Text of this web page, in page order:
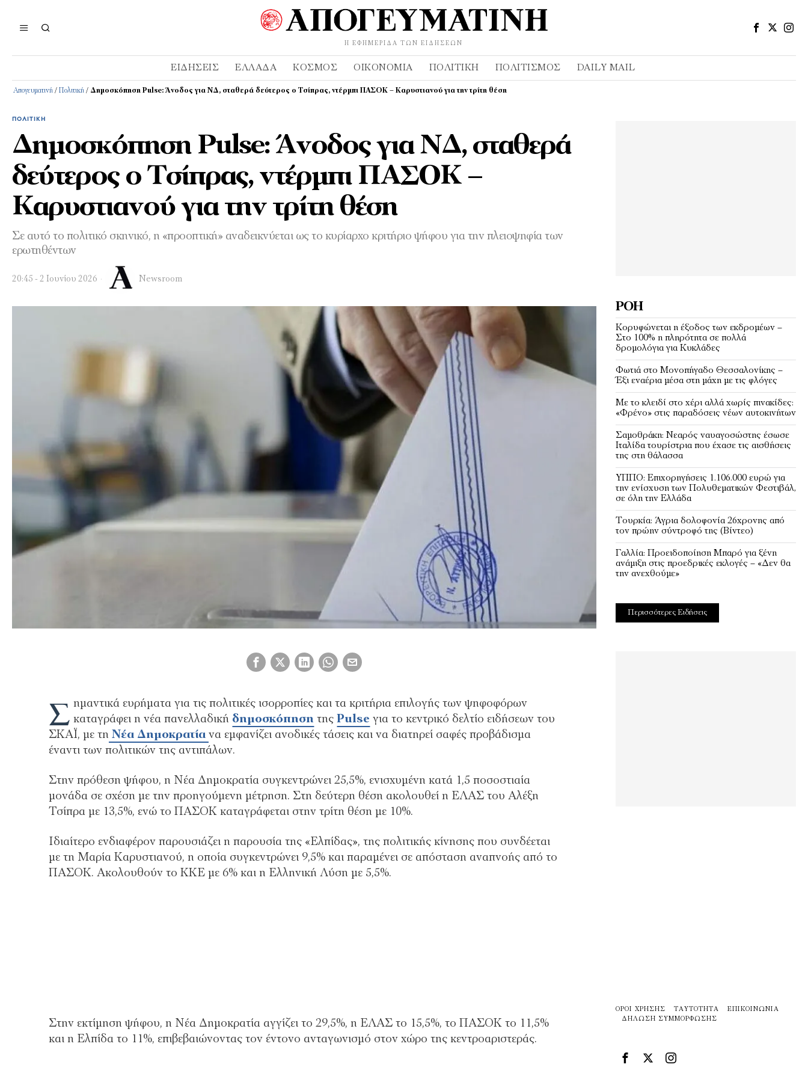
Η ΕΦΗΜΕΡΊΔΑ ΤΩΝ ΕΙΔΉΣΕΩΝ
ΕΙΔΉΣΕΙΣ ΕΛΛΆΔΑ ΚΌΣΜΟΣ ΟΙΚΟΝΟΜΊΑ ΠΟΛΙΤΙΚΉ ΠΟΛΙΤΙΣΜΌΣ DAILY MAIL
Απογευματινή / Πολιτική / Δημοσκόπηση Pulse: Άνοδος για ΝΔ, σταθερά δεύτερος ο Τσίπρας, ντέρμπι ΠΑΣΟΚ – Καρυστιανού για την τρίτη θέση
ΠΟΛΙΤΙΚΉ
Δημοσκόπηση Pulse: Άνοδος για ΝΔ, σταθερά
δεύτερος ο Τσίπρας, ντέρμπι ΠΑΣΟΚ –
Καρυστιανού για την τρίτη θέση
Σε αυτό το πολιτικό σκηνικό, η «προοπτική» αναδεικνύεται ως το κυρίαρχο κριτήριο ψήφου για την πλειοψηφία των
ερωτηθέντων
20:45 - 2 Ιουνίου 2026 Newsroom
Σ ημαντικά ευρήματα για τις πολιτικές ισορροπίες και τα κριτήρια επιλογής των ψηφοφόρων
καταγράφει η νέα πανελλαδική δημοσκόπηση τηςPulse για το κεντρικό δελτίο ειδήσεων του
ΣΚΑΪ, με τη Νέα Δημοκρατία να εμφανίζει ανοδικές τάσεις και να διατηρεί σαφές προβάδισμα
έναντι των πολιτικών της αντιπάλων.
Στην πρόθεση ψήφου, η Νέα Δημοκρατία συγκεντρώνει 25,5%, ενισχυμένη κατά 1,5 ποσοστιαία
μονάδα σε σχέση με την προηγούμενη μέτρηση. Στη δεύτερη θέση ακολουθεί η ΕΛΑΣ του Αλέξη
Τσίπρα με 13,5%, ενώ το ΠΑΣΟΚ καταγράφεται στην τρίτη θέση με 10%.
Ιδιαίτερο ενδιαφέρον παρουσιάζει η παρουσία της «Ελπίδας», της πολιτικής κίνησης που συνδέεται
με τη Μαρία Καρυστιανού, η οποία συγκεντρώνει 9,5% και παραμένει σε απόσταση αναπνοής από το
ΠΑΣΟΚ. Ακολουθούν το ΚΚΕ με 6% και η Ελληνική Λύση με 5,5%.
Στην εκτίμηση ψήφου, η Νέα Δημοκρατία αγγίζει το 29,5%, η ΕΛΑΣ το 15,5%, το ΠΑΣΟΚ το 11,5%
και η Ελπίδα το 11%, επιβεβαιώνοντας τον έντονο ανταγωνισμό στον χώρο της κεντροαριστεράς.
ΡΟΉ
Κορυφώνεται η έξοδος των εκδρομέων –
Στο 100% η πληρότητα σε πολλά
δρομολόγια για Κυκλάδες
Φωτιά στο Μονοπήγαδο Θεσσαλονίκης –
Έξι εναέρια μέσα στη μάχη με τις φλόγες
Με το κλειδί στο χέρι αλλά χωρίς πινακίδες:
«Φρένο» στις παραδόσεις νέων αυτοκινήτων
Σαμοθράκη: Νεαρός ναυαγοσώστης έσωσε
Ιταλίδα τουρίστρια που έχασε τις αισθήσεις
της στη θάλασσα
ΥΠΠΟ: Επιχορηγήσεις 1.106.000 ευρώ για
την ενίσχυση των Πολυθεματικών Φεστιβάλ,
σε όλη την Ελλάδα
Τουρκία: Άγρια δολοφονία 26χρονης από
τον πρώην σύντροφό της (Βίντεο)
Γαλλία: Προειδοποίηση Μπαρό για ξένη
ανάμιξη στις προεδρικές εκλογές – «Δεν θα
την ανεχθούμε»
Περισσότερες Ειδήσεις
ΌΡΟΙ ΧΡΉΣΗΣ ΤΑΥΤΌΤΗΤΑ
ΕΠΙΚΟΙΝΩΝΊΑ
ΔΉΛΩΣΗ ΣΥΜΜΌΡΦΩΣΗΣ